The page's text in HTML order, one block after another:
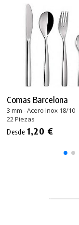
Comas Barcelona
3 mm - Acero Inox 18/10
22 Piezas
Desde 1,20 €